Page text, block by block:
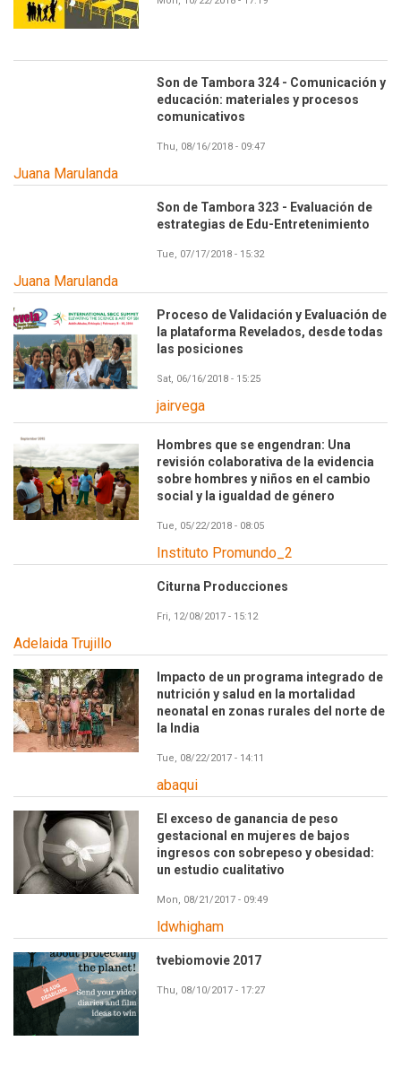
Son de Tambora 324 - Comunicación y
educación: materiales y procesos
comunicativos
Thu, 08/16/2018 - 09:47
Juana Marulanda
Son de Tambora 323 - Evaluación de
estrategias de Edu-Entretenimiento
Tue, 07/17/2018 - 15:32
Juana Marulanda
Proceso de Validación y Evaluación de
la plataforma Revelados, desde todas
las posiciones
Sat, 06/16/2018 - 15:25
jairvega
Hombres que se engendran: Una
revisión colaborativa de la evidencia
sobre hombres y niños en el cambio
social y la igualdad de género
Tue, 05/22/2018 - 08:05
Instituto Promundo_2
Citurna Producciones
Fri, 12/08/2017 - 15:12
Adelaida Trujillo
Impacto de un programa integrado de
nutrición y salud en la mortalidad
neonatal en zonas rurales del norte de
la India
Tue, 08/22/2017 - 14:11
abaqui
El exceso de ganancia de peso
gestacional en mujeres de bajos
ingresos con sobrepeso y obesidad:
un estudio cualitativo
Mon, 08/21/2017 - 09:49
ldwhigham
tvebiomovie 2017
Thu, 08/10/2017 - 17:27